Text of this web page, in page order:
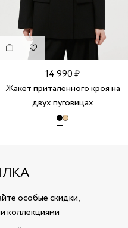
14 990 ₽
Жакет приталенного кроя на
двух пуговицах
особые скидки,
коллекциями